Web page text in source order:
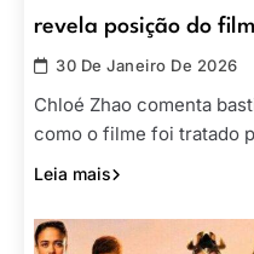
revela posição do
30 De Janeiro De 2026
Chloé Zhao comenta
como o filme foi tratado
Leia mais